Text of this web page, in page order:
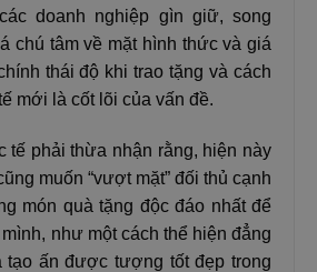
doanh nghiệp gìn giữ, song
chú tâm về mặt hình thức và giá
thái độ khi trao tặng và cách
mới là cốt lõi của vấn đề.
tế phải thừa nhận rằng, hiện này
muốn “vượt mặt” đối thủ cạnh
món quà tặng độc đáo nhất để
như một cách thể hiện đẳng
tạo ấn được tượng tốt đẹp trong